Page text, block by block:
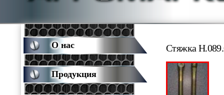
Стяжка
О нас
Продукция